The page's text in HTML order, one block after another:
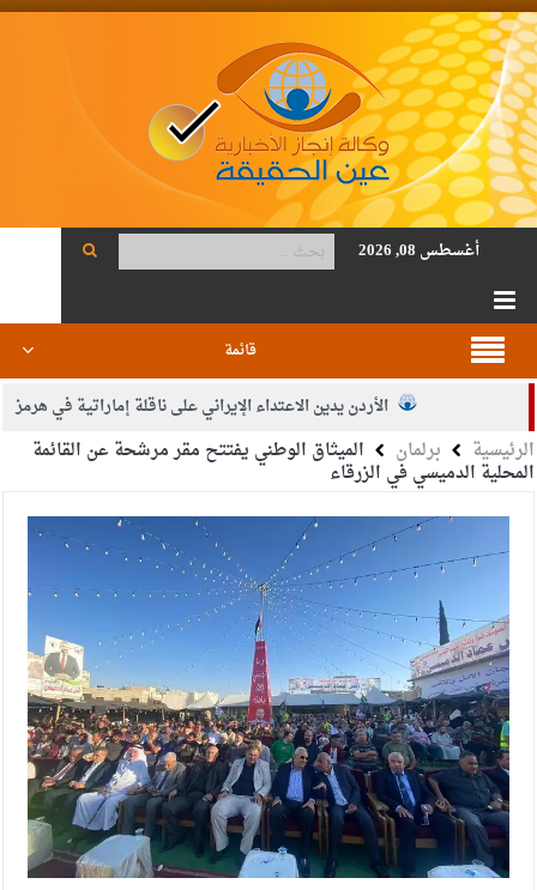
أغسطس 08, 2026
قائمة
الأردن يدين الاعتداء الإيراني على ناقلة إماراتية في هرمز
الصحة: 1257 شهيدا بغزة منذ وقف النار
حزب التغيير يطلق فعاليات اعمال المدرسة الحزبية..صور
مدير مهرجان جرش.. نهج ميداني يؤمن بلغة الحوار والشراكة
الرئيسية برلمان الميثاق الوطني يفتتح مقر مرشحة عن القائمة
المحلية الدميسي في الزرقاء